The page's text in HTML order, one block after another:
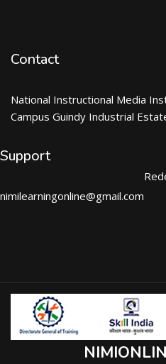
Contact
National Instructional Media
Campus Guindy Industrial
Support
nimilearningonline@gmail.com